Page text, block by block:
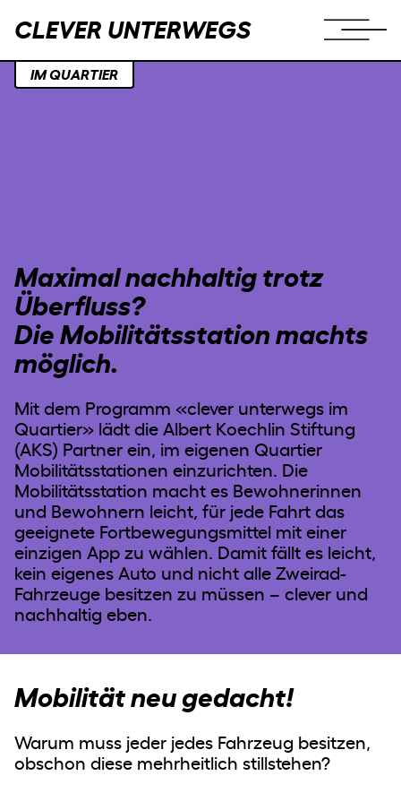
CLEVER UNTERWEGS
IM QUARTIER
PARTNER WERDEN
JOURNAL
Maximal nachhaltig trotz
Überfluss?
Die Mobilitätsstation machts
möglich.
Mit dem Programm «clever unterwegs im
Quartier» lädt die Albert Koechlin Stiftung
(AKS) Partner ein, im eigenen Quartier
Mobilitätsstationen einzurichten. Die
Mobilitätsstation macht es Bewohnerinnen
und Bewohnern leicht, für jede Fahrt das
geeignete Fort­bewegungs­mittel mit einer
einzigen App zu wählen. Damit fällt es leicht,
kein eigenes Auto und nicht alle Zweirad-
Fahrzeuge besitzen zu müssen – clever und
nachhaltig eben.
Mobilität neu gedacht!
Warum muss jeder jedes Fahrzeug besitzen,
obschon diese mehrheitlich stillstehen?